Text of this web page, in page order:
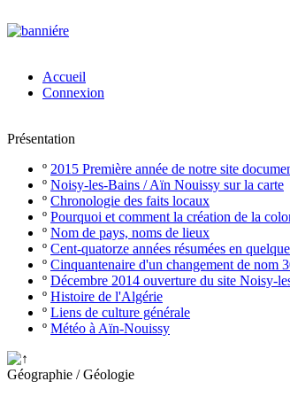
Accueil
Connexion
Présentation
º 2015 Première année de notre site
º Noisy-les-Bains / Aïn Nouissy sur la carte
º Chronologie des faits locaux
º Pourquoi et comment la création de la
º Nom de pays, noms de lieux
º Cent-quatorze années résumées en
º Cinquantenaire d'un changement de nom
º Décembre 2014 ouverture du site Noisy-
º Histoire de l'Algérie
º Liens de culture générale
º Météo à Aïn-Nouissy
Géographie / Géologie